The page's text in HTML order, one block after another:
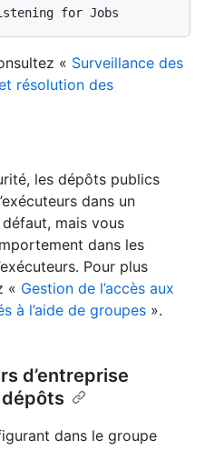
« Surveillance des
résolution des
les dépôts publics
dans un
mais vous
dans les
Pour plus
« Gestion de l’accès aux
à l’aide de groupes ».
d’entreprise
dans le groupe